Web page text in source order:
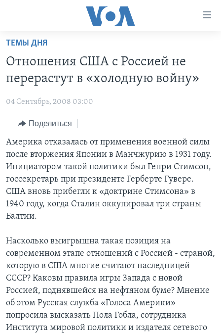
Перейти
основной
контент
Перейти
навигации
Перейти
поиск
НОВОСТИ ЗА МИНУТУ
ИТОГИ
ПОЧЕМУ ЭТО ВАЖНО?
ДИСКУССИЯ VOA
ДЕТАЛИ
НЬЮ-ЙОРК NEW YORK
АМЕРИКА. БОЛЬШОЕ ПУТЕШЕСТВИЕ
ПРОЕКТЫ
УЧИМ АНГЛИЙСКИЙ
НАША АМЕРИКАНСКАЯ ИСТОРИЯ
А КАК В АМЕРИКЕ?
АРТЕФАКТЫ
АМЕРИКАНСКИЕ ГОРОДКИ
ТЕСТЫ
ЭКСПЕРТИЗА
ИНТЕРВЬЮ
ФАКТЫ ПРОТИВ ФЕЙКОВ
ЗА СВОБОДУ ПРЕССЫ
УЧИМ АНГЛИЙСКИЙ
ВИДЕО
ПОДПИСКА НА НОВОСТИ
Learning English
СОЦИАЛЬНЫЕ СЕТИ
Языки
ТЕМЫ ДНЯ
Отношения США с Россией не
перерастут в «холодную войну»
04 Сентябрь, 2008 03:00
Поделиться
Америка отказалась от применения военной силы
после вторжения Японии в Манчжурию в 1931 году.
Инициатором такой политики был Генри Стимсон,
госсекретарь при президенте Герберте Гувере.
США вновь прибегли к «доктрине Стимсона» в
1940 году, когда Сталин оккупировал три страны
Балтии.
Насколько выигрышна такая позиция на
современном этапе отношений с Россией - страной,
которую в США многие считают наследницей
СССР? Каковы правила игры Запада с новой
Россией, поднявшейся на нефтяном буме? Мнение
об этом Русская служба «Голоса Америки»
попросила высказать Пола Гобла, сотрудника
Института мировой политики и издателя сетевого